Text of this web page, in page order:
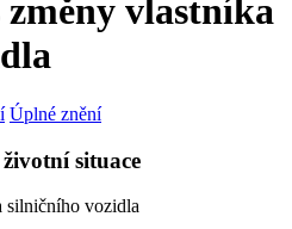
změny vlastníka
Úplné znění
situace
silničního vozidla